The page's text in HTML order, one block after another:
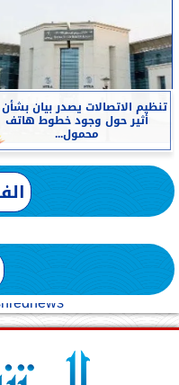
تنظيم الاتصالات يصدر بيان
أثير حول وجود خطوط هاتف
محمول...